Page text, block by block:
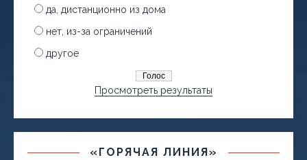
да, дистанционно из дома
нет, из-за ограничений
другое
Просмотреть результаты
«ГОРЯЧАЯ ЛИНИЯ»